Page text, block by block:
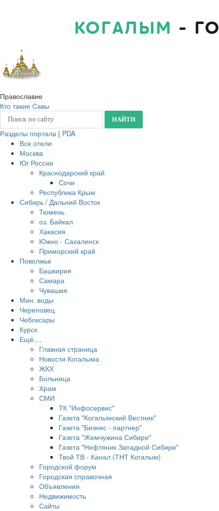
КОГАЛЫМ -
Православие
Кто такие Савы
Разделы портала | PDA
Все отели
Москва
Юг России
Краснодарский край
Сочи
Республика Крым
Сибирь / Дальний Восток
Тюмень
оз. Байкал
Хакасия
Южно - Сахалинск
Приморский край
Поволжье
Башкирия
Самара
Чувашия
Мин. воды
Череповец
Чебоксары
Курск
Ещё....
Главная страница
Новости Когалыма
ЖКХ
Больница
Храм
СМИ
ТК "Инфосервис"
Газета "Когалымский Вестник"
Газета "Бизнес - партнер"
Газета "Жемчужина Сибири"
Газета "Нефтяник Западной Сибири"
Твой ТВ - Канал (ТНТ Когалым)
Городской форум
Городская справочная
Объявления
Недвижимость
Сайты